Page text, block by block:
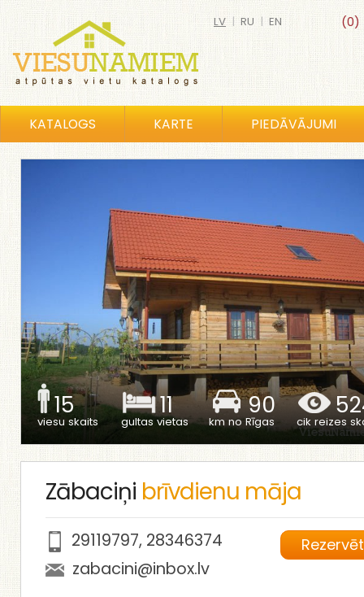
(0)
LV | RU | EN
KATALOGS KARTE PIEDĀVĀJUMI
15
viesu skaits
11
gultas vietas
90
km no Rīgas cik reizes
Zābaciņi brīvdienu māja
Rezervēt
29119797, 28346374
zabacini@inbox.lv